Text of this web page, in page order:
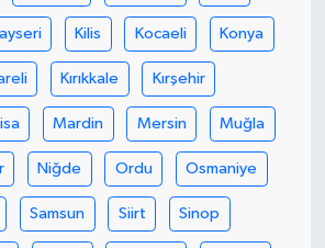
Kilis Kocaeli Konya
Kırıkkale Kırşehir
Mardin Mersin Muğla
Niğde Ordu Osmaniye
Samsun Siirt Sinop